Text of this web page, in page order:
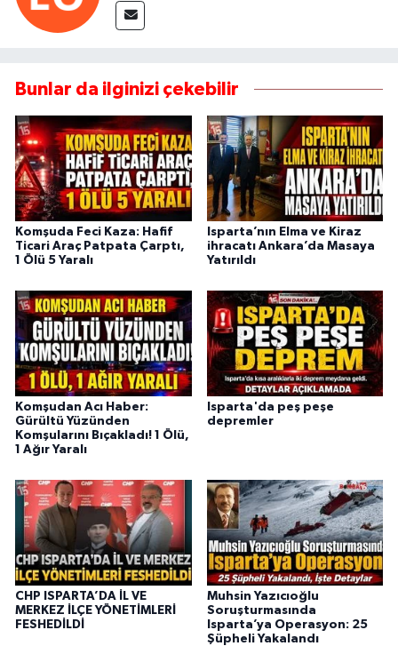
Bunlar da ilginizi çekebilir
Komşuda Feci Kaza: Hafif
Ticari Araç Patpata Çarptı,
1 Ölü 5 Yaralı
Isparta’nın Elma ve Kiraz
ihracatı Ankara’da Masaya
Yatırıldı
Komşudan Acı Haber:
Gürültü Yüzünden
Komşularını Bıçakladı! 1 Ölü,
1 Ağır Yaralı
Isparta'da peş peşe
depremler
CHP ISPARTA’DA İL VE
MERKEZ İLÇE YÖNETİMLERİ
FESHEDİLDİ
Muhsin Yazıcıoğlu
Soruşturmasında
Isparta’ya Operasyon: 25
Şüpheli Yakalandı